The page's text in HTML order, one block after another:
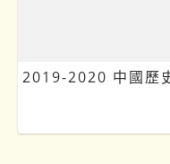
2019-2020 中國歷